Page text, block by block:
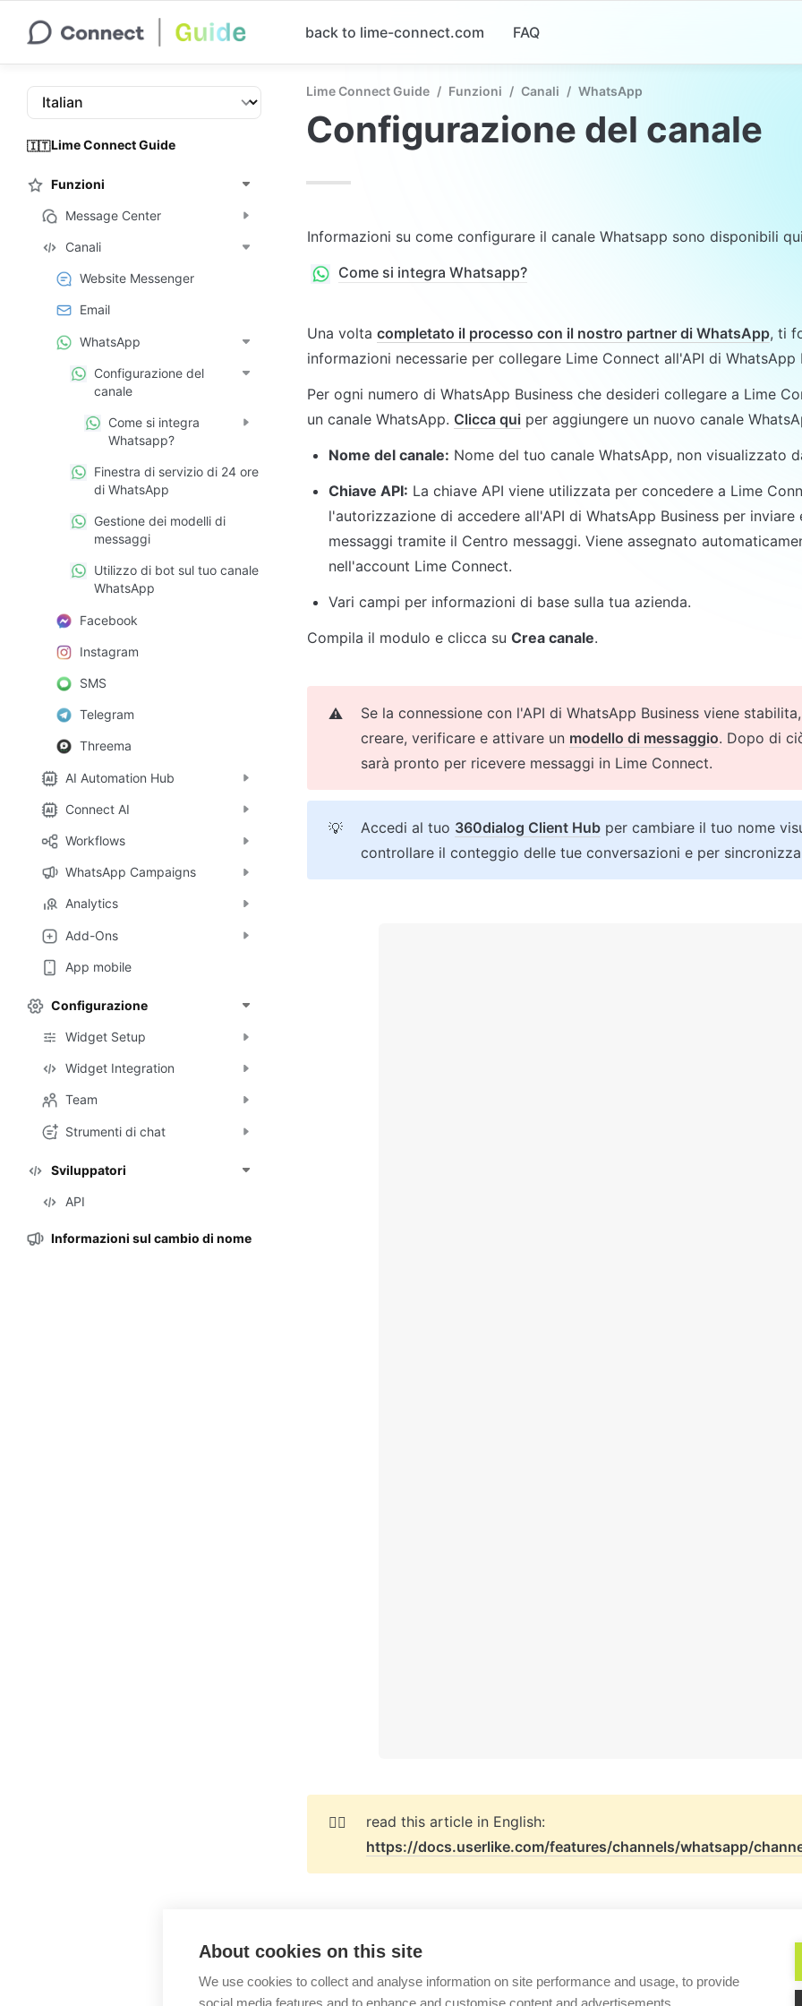
back to lime-connect.com FAQ
🇮🇹Lime Connect Guide
Funzioni
Message Center
Canali
Website Messenger
Email
WhatsApp
Configurazione del
canale
Come si integra
Whatsapp?
Finestra di servizio di 24 ore
di WhatsApp
Gestione dei modelli di
messaggi
Utilizzo di bot sul tuo canale
WhatsApp
Facebook
Instagram
SMS
Telegram
Threema
AI Automation Hub
Connect AI
Workflows
WhatsApp Campaigns
Analytics
Add-Ons
App mobile
Configurazione
Widget Setup
Widget Integration
Team
Strumenti di chat
Sviluppatori
API
Informazioni sul cambio di nome
Lime Connect Guide / Funzioni / Canali / WhatsApp
Configurazione del canale
Informazioni su come configurare il canale Whatsapp sono disponibili
Come si integra Whatsapp?
Una volta completato il processo con il nostro partner di WhatsApp, ti
informazioni necessarie per collegare Lime Connect all'API di WhatsApp
Per ogni numero di WhatsApp Business che desideri collegare a Lime
un canale WhatsApp. Clicca qui per aggiungere un nuovo canale
Nome del canale: Nome del tuo canale WhatsApp, non visualizzato
Chiave API: La chiave API viene utilizzata per concedere a Lime
l'autorizzazione di accedere all'API di WhatsApp Business per inviare
messaggi tramite il Centro messaggi. Viene assegnato
nell'account Lime Connect.
Vari campi per informazioni di base sulla tua azienda.
Compila il modulo e clicca su Crea canale.
⚠️
Se la connessione con l'API di WhatsApp Business viene
creare, verificare e attivare un modello di messaggio. Dopo di
sarà pronto per ricevere messaggi in Lime Connect.
💡 Accedi al tuo 360dialog Client Hub per cambiare il tuo nome
controllare il conteggio delle tue conversazioni e per
👉🏻
https://docs.userlike.com/features/channels/whatsapp/
WhatsApp Come si
About cookies on this site
We use cookies to collect and analyse information on site performance and usage, to provide
social media features and to enhance and customise content and advertisements.